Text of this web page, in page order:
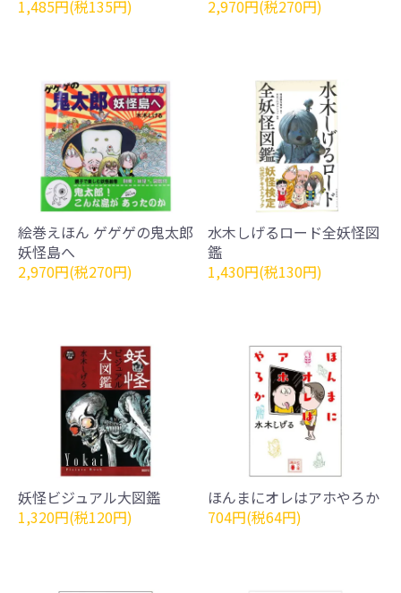
1,485円(税135円)
2,970円(税270円)
絵巻えほん ゲゲゲの鬼太郎
妖怪島へ
2,970円(税270円)
水木しげるロード全妖怪図
鑑
1,430円(税130円)
妖怪ビジュアル大図鑑
1,320円(税120円)
ほんまにオレはアホやろか
704円(税64円)